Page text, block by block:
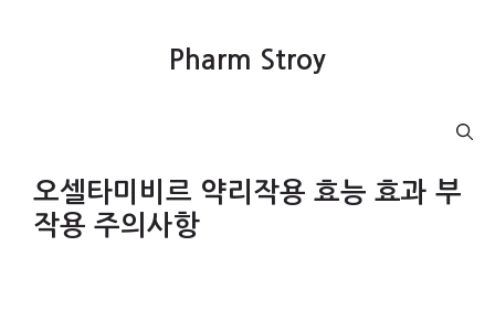
Pharm Stroy
오셀타미비르 약리작용 효능 효과 부
작용 주의사항